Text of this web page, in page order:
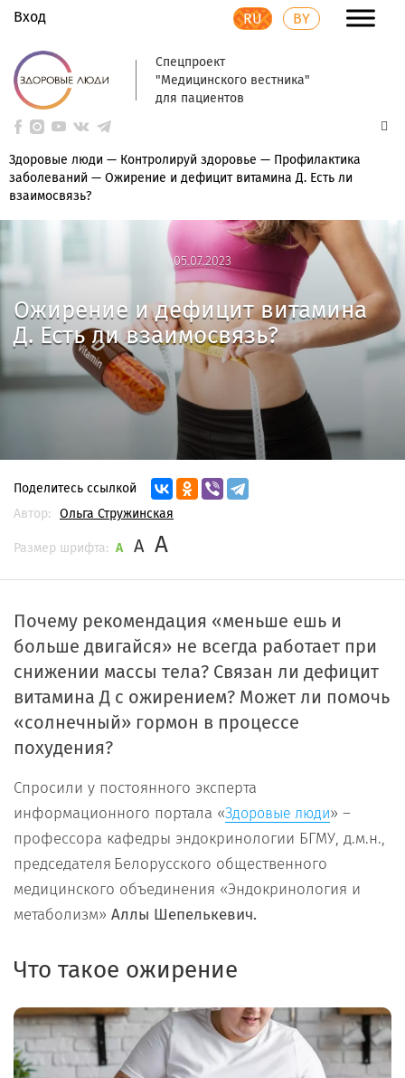
Вход RU BY
Спецпроект
"Медицинского вестника"
для пациентов
Здоровые люди — Контролируй здоровье — Профилактика
заболеваний — Ожирение и дефицит витамина Д. Есть ли
взаимосвязь?
05.07.2023
05.07.2023
Ожирение и дефицит витамина
Д. Есть ли взаимосвязь?
Поделитесь ссылкой
Автор:
Ольга Стружинская
Размер шрифта: A A A
Почему рекомендация «меньше ешь и
больше двигайся» не всегда работает при
снижении массы тела? Связан ли дефицит
витамина Д с ожирением? Может ли помочь
«солнечный» гормон в процессе
похудения?
Спросили у постоянного эксперта
информационного портала «Здоровые люди» –
профессора кафедры эндокринологии БГМУ, д.м.н.,
председателя Белорусского общественного
медицинского объединения «Эндокринология и
метаболизм» Аллы Шепелькевич.
Что такое ожирение